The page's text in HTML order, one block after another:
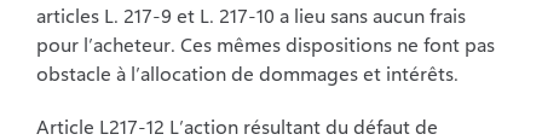
articles L. 217-9 et L. 217-10 a lieu sansaucun frais
pour l’acheteur. Ces mêmes dispositions ne font pas
obstacle à l’allocation de dommages et intérêts.
Article L217-12 L’action résultant du défaut de